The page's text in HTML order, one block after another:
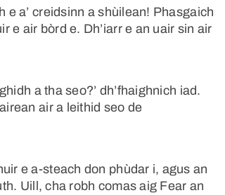
e a’ creidsinn a shùilean! Phasgaich
e air bòrd e. Dh’iarr e an uair sin air
a tha seo?’ dh’fhaighnich iad.
air a leithid seo de
e a-steach don phùdar i, agus an
Uill, cha robh comas aig Fear an